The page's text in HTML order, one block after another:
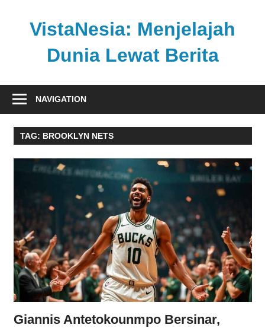
VistaNesia: Menjelajah
Dunia Lewat Berita
nasional
global
dalam
platform
NAVIGATION
TAG: BROOKLYN NETS
Giannis Antetokounmpo Bersinar,